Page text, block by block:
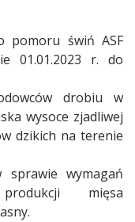
pomoru świń ASF
01.01.2023 r. do
drobiu w
wysoce zjadliwej
dzikich na terenie
wymagań
mięsa